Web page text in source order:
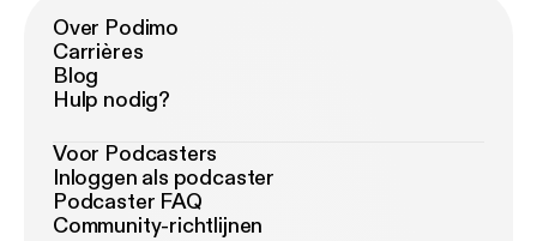
Over Podimo
Carrières
Blog
Hulp nodig?
Voor Podcasters
Inloggen als podcaster
Podcaster FAQ
Community-richtlijnen